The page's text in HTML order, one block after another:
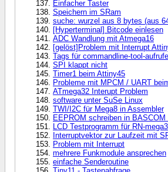
Einfacher Taster
Speichern im SRam
suche: wurzel aus 8 bytes (aus
[Hyperterminal] Bitcode einlesen
ADC Wandlung mit Atmega16
[gelöst]Problem mit Interrupt
Tags für commandline-tool-
SPI klappt nicht
Timer1 beim Attiny45
Probleme mit MPCM / UART
ATmega32 Interupt Problem
software unter SuSe Linux
TWI/I2C für Mega8 in Assembler
EEPROM schreiben in BASCOM
LCD Testprogramm für RN-
Interruptvektor zur Laufzeit mit
Problem mit Interrupt
mehrere Funkmodule ansprechen
einfache Senderoutine